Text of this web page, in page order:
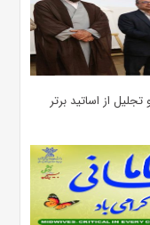
از اساتید برتر